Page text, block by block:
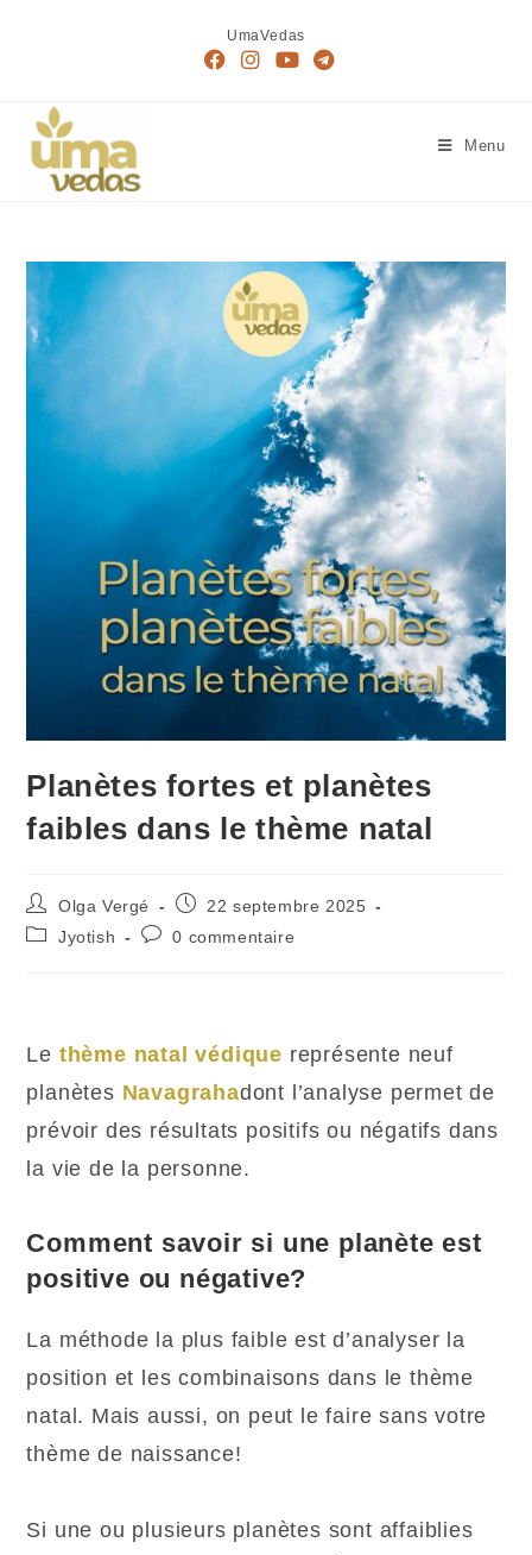
UmaVedas
Menu
Planètes fortes et planètes
faibles dans le thème natal
Olga Vergé
22 septembre 2025
Jyotish
0 commentaire
Le thème natal védique représente neuf
planètes Navagrahadont l’analyse permet de
prévoir des résultats positifs ou négatifs dans
la vie de la personne.
Comment savoir si une planète est
positive ou négative?
La méthode la plus faible est d’analyser la
position et les combinaisons dans le thème
natal. Mais aussi, on peut le faire sans votre
thème de naissance!
Si une ou plusieurs planètes sont affaiblies